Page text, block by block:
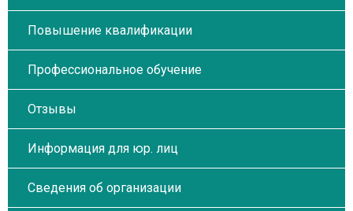
Повышение квалификации
Профессиональное обучение
Отзывы
Информация для юр. лиц
Сведения об организации